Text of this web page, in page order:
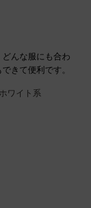
んな服にも合わ
きて便利です。
ホワイト系